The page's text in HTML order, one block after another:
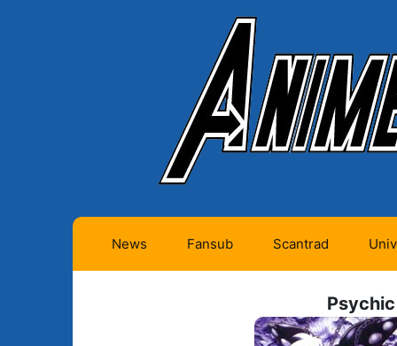
News Fansub
Animes en cours (1)
Scantrad
Mangas en cours
(Privés) (4)